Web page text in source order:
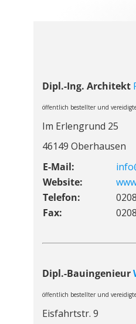
Dipl.-Ing. Architekt
öffentlich bestellter und
Im Erlengrund 25
46149 Oberhausen
E-Mail:
Website:
Telefon:
Fax:
Dipl.-Bauingenieur
öffentlich bestellter und
Eisfahrtstr. 9